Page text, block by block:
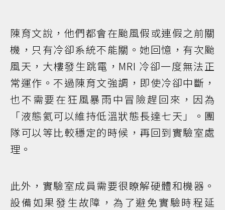
陳育文說，他們都會在颱風假或連假之前關
機，只有冷卻系統不能關。她回憶，有次颱
風天，大樓發生跳電，MRI 冷卻一度無法正
常運作。不過陳育文強調，即使冷卻中斷，
也不需要在狂風暴雨中冒險趕回來，因為
「液態氦可以維持低溫狀態長達七天」。團
隊可以等比較穩定的時候，再回到實驗室處
理。
此外，實驗室成員需要很瞭解硬體和機器。
設備如果發生故障，為了避免實驗時程延